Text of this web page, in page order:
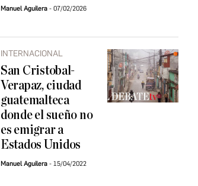
Manuel Aguilera 07/02/2026
INTERNACIONAL
San Cristobal-
Verapaz, ciudad
guatemalteca
donde el sueño no
es emigrar a
Estados Unidos
Manuel Aguilera 15/04/2022